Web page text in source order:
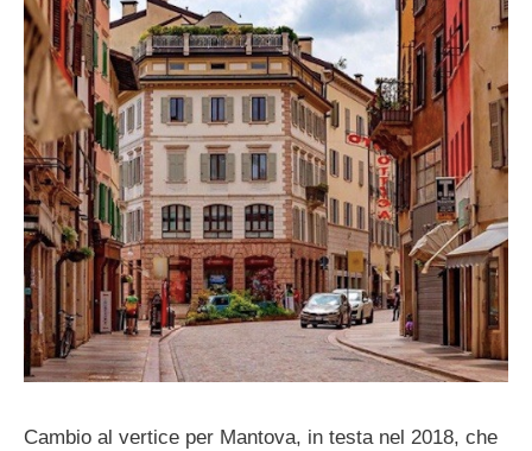
Cambio al vertice per Mantova, in testa nel 2018, che